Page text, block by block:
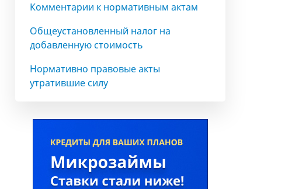
Комментарии к нормативным актам
Общеустановленный налог на
добавленную стоимость
Нормативно правовые акты
утратившие силу